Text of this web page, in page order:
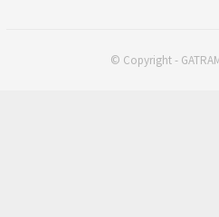
© Copyright -